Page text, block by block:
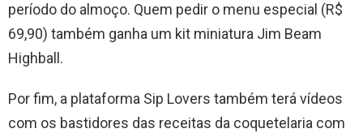
período do almoço. Quem pedir o menu especial (R$
69,90) também ganha um kit miniatura Jim Beam
Highball.
Por fim, a plataforma Sip Lovers também terá vídeos
com os bastidores das receitas da coquetelaria com